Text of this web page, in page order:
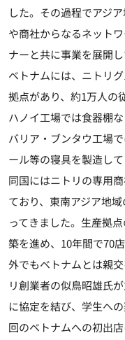
した。その過程でアジ
や商社からなるネット
ナーと共に事業を展開し
ベトナムには、ニトリ
拠点があり、約1万人の
ハノイ工場では食器棚
バリア・ブンタウ工場
ール等の寝具を製造して
同国にはニトリの専用
ており、東南アジア地
ってきました。生産拠
築を進め、10年間で70
外でもベトナムとは親
リ創業者の似鳥昭雄氏
に協定を結び、学生へ
回のベトナムへの初出